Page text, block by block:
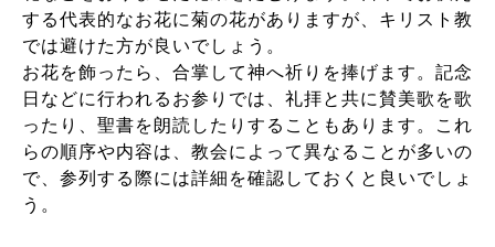
する代表的なお花に菊の花がありますが、キリスト教
では避けた方が良いでしょう。
お花を飾ったら、合掌して神へ祈りを捧げます。記念
日などに行われるお参りでは、礼拝と共に賛美歌を歌
ったり、聖書を朗読したりすることもあります。これ
らの順序や内容は、教会によって異なることが多いの
で、参列する際には詳細を確認しておくと良いでしょ
う。